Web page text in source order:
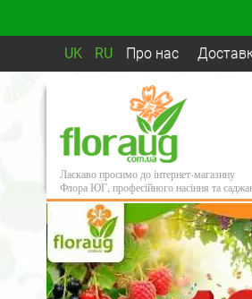
UK RU Про нас
Ласкаво просимо до інтернет-магазину
Флора ЮГ, професійного насіння та